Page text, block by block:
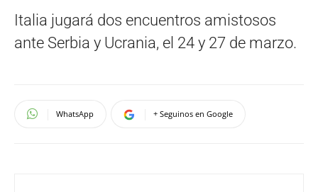
Italia jugará dos encuentros amistosos
ante Serbia y Ucrania, el 24 y 27 de marzo.
WhatsApp + Seguinos en Google